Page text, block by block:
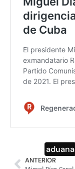
aduana
ANTERIOR